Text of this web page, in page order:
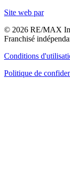
Site web par
© 2026 RE/MAX
Franchisé
Conditions
Politique de